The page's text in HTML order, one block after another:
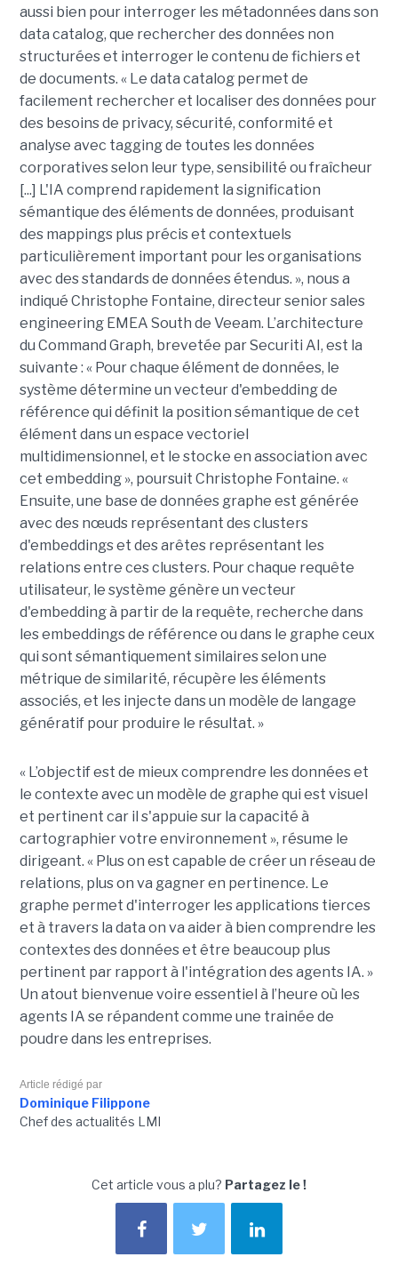
aussi bien pour interroger les métadonnées dans son
data catalog, que rechercher des données non
structurées et interroger le contenu de fichiers et
de documents. « Le data catalog permet de
facilement rechercher et localiser des données pour
des besoins de privacy, sécurité, conformité et
analyse avec tagging de toutes les données
corporatives selon leur type, sensibilité ou fraîcheur
[...] L'IA comprend rapidement la signification
sémantique des éléments de données, produisant
des mappings plus précis et contextuels
particulièrement important pour les organisations
avec des standards de données étendus. », nous a
indiqué Christophe Fontaine, directeur senior sales
engineering EMEA South de Veeam. L’architecture
du Command Graph, brevetée par Securiti AI, est la
suivante : « Pour chaque élément de données, le
système détermine un vecteur d'embedding de
référence qui définit la position sémantique de cet
élément dans un espace vectoriel
multidimensionnel, et le stocke en association avec
cet embedding », poursuit Christophe Fontaine. «
Ensuite, une base de données graphe est générée
avec des nœuds représentant des clusters
d'embeddings et des arêtes représentant les
relations entre ces clusters. Pour chaque requête
utilisateur, le système génère un vecteur
d'embedding à partir de la requête, recherche dans
les embeddings de référence ou dans le graphe ceux
qui sont sémantiquement similaires selon une
métrique de similarité, récupère les éléments
associés, et les injecte dans un modèle de langage
génératif pour produire le résultat. »
« L’objectif est de mieux comprendre les données et
le contexte avec un modèle de graphe qui est visuel
et pertinent car il s'appuie sur la capacité à
cartographier votre environnement », résume le
dirigeant. « Plus on est capable de créer un réseau de
relations, plus on va gagner en pertinence. Le
graphe permet d'interroger les applications tierces
et à travers la data on va aider à bien comprendre les
contextes des données et être beaucoup plus
pertinent par rapport à l'intégration des agents IA. »
Un atout bienvenue voire essentiel à l’heure où les
agents IA se répandent comme une trainée de
poudre dans les entreprises.
Article rédigé par
Dominique Filippone
Chef des actualités LMI
Cet article vous a plu? Partagez le !